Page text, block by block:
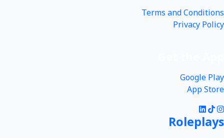
Terms and Conditions
Privacy Policy
Google Play
App Store
Roleplays